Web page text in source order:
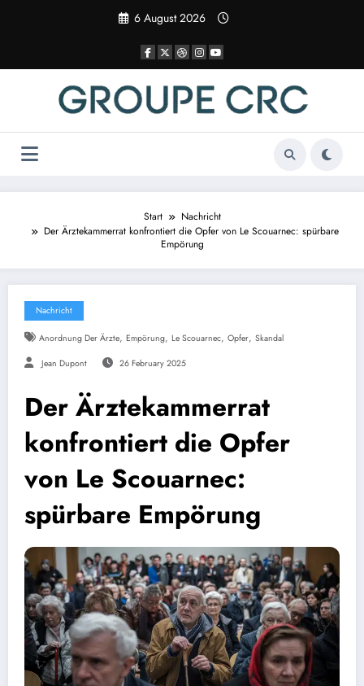
6 August 2026
Start
Nachricht
Der Ärztekammerrat konfrontiert die Opfer von Le Scouarnec: spürbare
Empörung
Nachricht
Anordnung Der Ärzte, Empörung, Le Scouarnec, Opfer, Skandal
Jean Dupont 26 February 2025
Der Ärztekammerrat
konfrontiert die Opfer
von Le Scouarnec:
spürbare Empörung